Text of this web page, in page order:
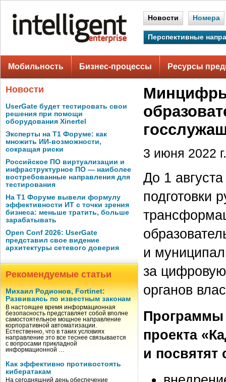
Новости Номера
Перспективные
Мобильность Бизнес-процессы Ресурсы
Новости
UserGate будет тестировать свои
решения при помощи
оборудования Xinertel
Эксперты на Т1 Форуме: как
множить ИИ-возможности,
сокращая риски
Российское ПО виртуализации и
инфраструктурное ПО — наиболее
востребованные направления для
тестирования
На Т1 Форуме вывели формулу
эффективности ИТ с точки зрения
бизнеса: меньше тратить, больше
зарабатывать
Open Conf 2026: UserGate
представил свое видение
архитектуры сетевого доверия
Рекомендуемые статьи
Михаил Родионов, Fortinet:
Развиваясь по известным законам
В настоящее время информационная
безопасность представляет собой вполне
самостоятельное мощное направление
корпоративной автоматизации.
Естественно, что в таких условиях
направление это все теснее связывается
с вопросами прикладной
информационной …
Как эффективно противостоять
кибератакам
На сегодняшний день обеспечение
3 июня 2022 г.
До 1
подготовки
и
за
органов
Программы
проекта
и